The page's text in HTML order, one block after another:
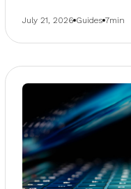
July 21, 2026 Guides 7min